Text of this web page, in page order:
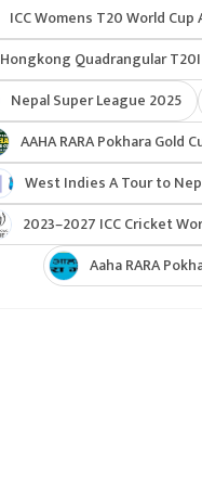
ICC Womens T20 World
Hongkong Quadrangular
Nepal Super League 2025
AAHA RARA Pokhara Gold
West Indies A Tour to
2023–2027 ICC Cricket
Aaha RARA